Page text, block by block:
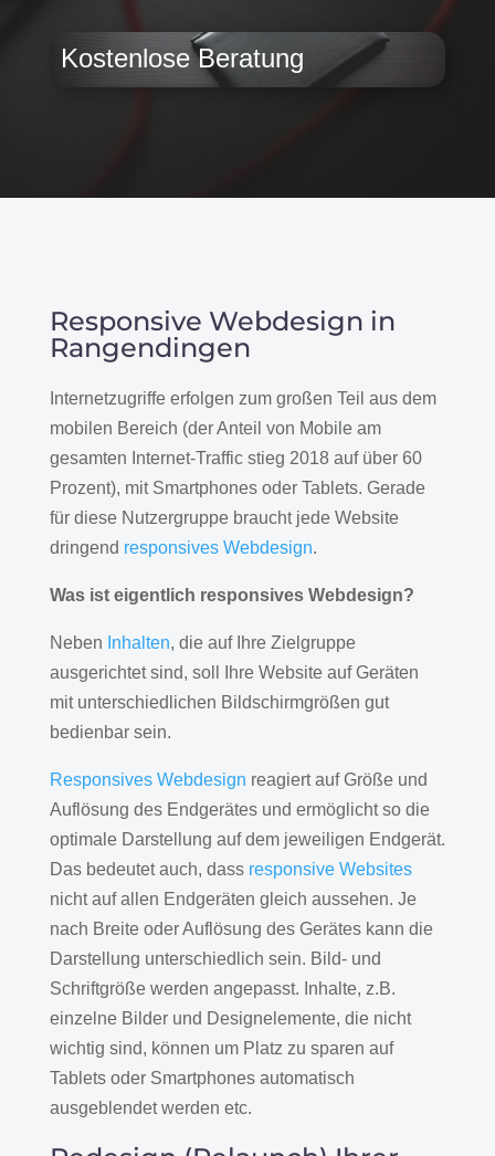
Kostenlose Beratung
Responsive Webdesign in
Rangendingen
Internetzugriffe erfolgen zum großen Teil aus dem
mobilen Bereich (der Anteil von Mobile am
gesamten Internet-Traffic stieg 2018 auf über 60
Prozent), mit Smartphones oder Tablets. Gerade
für diese Nutzergruppe braucht jede Website
dringend responsives Webdesign.
Was ist eigentlich responsives Webdesign?
Neben Inhalten, die auf Ihre Zielgruppe
ausgerichtet sind, soll Ihre Website auf Geräten
mit unterschiedlichen Bildschirmgrößen gut
bedienbar sein.
Responsives Webdesign reagiert auf Größe und
Auflösung des Endgerätes und ermöglicht so die
optimale Darstellung auf dem jeweiligen Endgerät.
Das bedeutet auch, dass responsive Websites
nicht auf allen Endgeräten gleich aussehen. Je
nach Breite oder Auflösung des Gerätes kann die
Darstellung unterschiedlich sein. Bild- und
Schriftgröße werden angepasst. Inhalte, z.B.
einzelne Bilder und Designelemente, die nicht
wichtig sind, können um Platz zu sparen auf
Tablets oder Smartphones automatisch
ausgeblendet werden etc.